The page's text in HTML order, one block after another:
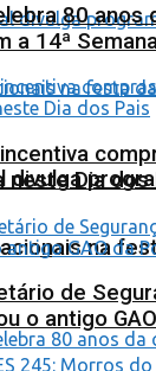
divulga
na
80 anos
a 14ª
neste Dia dos
de
o antigo